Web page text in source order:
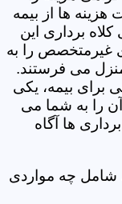
هزینه ها از بیمه
برداری این
غیرمتخصص را به
منزل می فرستند.
برای بیمه، یکی
را به شما می
ها آگاه
شامل چه مواردی